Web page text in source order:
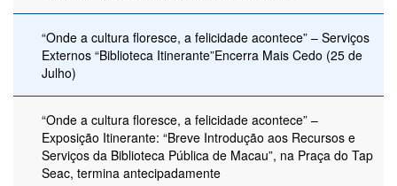
“Onde a cultura floresce, a felicidade acontece” – Serviços
Externos “Biblioteca Itinerante”Encerra Mais Cedo (25 de
Julho)
“Onde a cultura floresce, a felicidade acontece” –
Exposição Itinerante: “Breve Introdução aos Recursos e
Serviços da Biblioteca Pública de Macau”, na Praça do Tap
Seac, termina antecipadamente